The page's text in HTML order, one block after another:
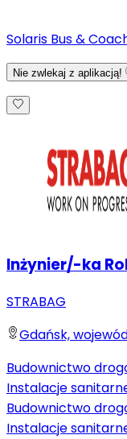
Solaris Bus &
Nie zwlekaj z aplikacją!
Inżynier/-ka
STRABAG
Gdańsk,
Budownictwo
Instalacje
Budownictwo
Instalacje